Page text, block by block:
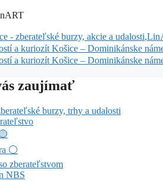
- zberateľské burzy, akcie a udalosti,
a kuriozít Košice – Dominikánske
a kuriozít Košice – Dominikánske
zaujímať
burzy, trhy a udalosti
⚪
zberateľstvom
NBS